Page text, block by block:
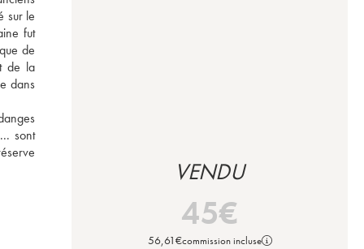
sur le
fut
de
de la
dans
sont
VENDU
45€
56,61€commission incluse